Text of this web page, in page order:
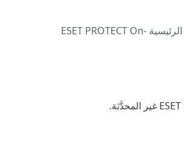
القائمة الرئيسية ESET PROTECT On-